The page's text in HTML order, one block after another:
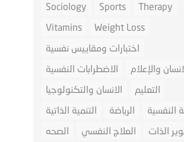
Sociology
Sports
Therapy
Vitamins
Weight Loss
اختبارات ومقاييس نفسية
الاضطرابات النفسية
والإعلام
الانسان والتكنولوجيا
التعليم
التنمية الذاتية
الرياضة
النفسية
الصحه
العلاج النفسي
الذات